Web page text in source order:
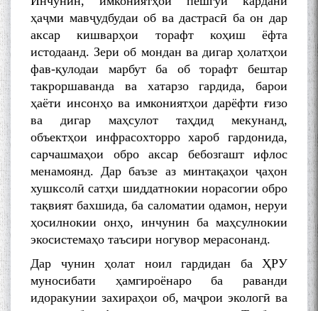
ҳаҷми мавҷудбудаи об ва дастрасӣ ба он дар
аксар кишварҳои торафт коҳиш ёфта
истодаанд. Зери об мондан ва дигар ҳолатҳои
фав-қулодаи марбут ба об торафт бештар
такроршаванда ва хатарзо гардида, барои
ҳаёти инсонҳо ва имкониятҳои дарёфти ғизо
ва дигар маҳсулот таҳдид мекунанд,
объектҳои инфрасохторро хароб гардонида,
сарчашмаҳои обро аксар бебозгашт ифлос
менамоянд. Дар баъзе аз минтақаҳои ҷаҳон
хушксолӣ сатҳи шиддатнокии норасогии обро
тақвият бахшида, ба саломатии одамон, неруи
ҳосилнокии онҳо, инчунин ба маҳсулнокии
экосистемаҳо таъсири ногувор мерасонанд.
Дар чунин ҳолат ноил гардидан ба ҲРУ
муносибати ҳамгироёнаро ба раванди
идоракунии захираҳои об, маҷрои экологӣ ва